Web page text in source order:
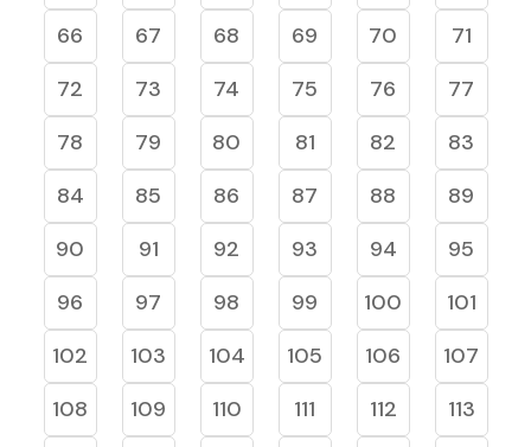
66
67 68 69 70
71
72
73 74 75 76
77
78
79 80 81 82
83
84
85 86 87 88
89
90
91 92 93 94
95
96
97 98 99 100
101
102
103 104 105 106
107
108
109 110 111 112
113